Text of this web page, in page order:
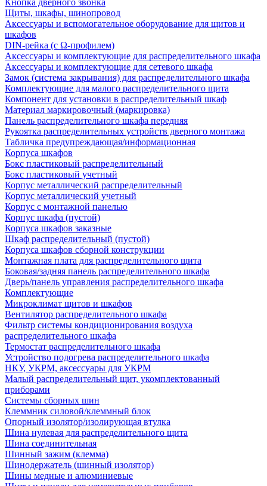
Кнопка дверного звонка
Щиты, шкафы, шинопровод
Аксессуары и вспомогательное оборудование для щитов и
шкафов
DIN-рейка (с Ω-профилем)
Аксессуары и комплектующие для распределительного шкафа
Аксессуары и комплектующие для сетевого шкафа
Замок (система закрывания) для распределительного шкафа
Комплектующие для малого распределительного щита
Компонент для установки в распределительный шкаф
Материал маркировочный (маркировка)
Панель распределительного шкафа передняя
Рукоятка распределительных устройств дверного монтажа
Табличка предупреждающая/информационная
Корпуса шкафов
Бокс пластиковый распределительный
Бокс пластиковый учетный
Корпус металлический распределительный
Корпус металлический учетный
Корпус с монтажной панелью
Корпус шкафа (пустой)
Корпуса шкафов заказные
Шкаф распределительный (пустой)
Корпуса шкафов сборной конструкции
Монтажная плата для распределительного щита
Боковая/задняя панель распределительного шкафа
Дверь/панель управления распределительного шкафа
Комплектующие
Микроклимат щитов и шкафов
Вентилятор распределительного шкафа
Фильтр системы кондиционирования воздуха
распределительного шкафа
Термостат распределительного шкафа
Устройство подогрева распределительного шкафа
НКУ, УКРМ, аксессуары для УКРМ
Малый распределительный щит, укомплектованный
приборами
Системы сборных шин
Клеммник силовой/клеммный блок
Опорный изолятор/изолирующая втулка
Шина нулевая для распределительного щита
Шина соединительная
Шинный зажим (клемма)
Шинодержатель (шинный изолятор)
Шины медные и алюминиевые